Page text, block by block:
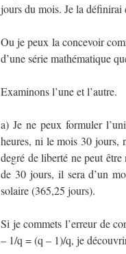
jours du mois. Je la définirai
Ou je peux la concevoir
d’une série mathématique
Examinons l’une et l’autre.
a) Je ne peux formuler
heures, ni le mois 30 jours,
degré de liberté ne peut
de 30 jours, il sera d’un
solaire (365,25 jours).
Si je commets l’erreur de
– 1/q = (q – 1)/q, je